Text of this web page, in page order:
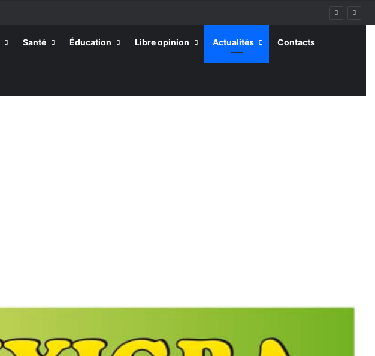
Santé Éducation Libre opinion Actualités Contacts